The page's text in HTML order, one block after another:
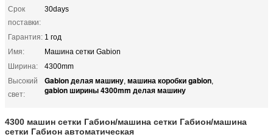
Срок
поставки:
30days
Гарантия: 1 год
Имя:
Машина сетки Gabion
Ширина:
4300mm
Высокий
свет:
Gabion делая машину, машина коробки gabion,
gabion ширины 4300mm делая машину
4300 машин сетки Габион/машина сетки Габион/машина
сетки Габион автоматическая